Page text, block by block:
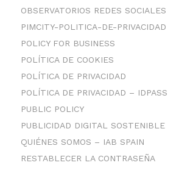
OBSERVATORIOS REDES SOCIALES
PIMCITY-POLITICA-DE-PRIVACIDAD
POLICY FOR BUSINESS
POLÍTICA DE COOKIES
POLÍTICA DE PRIVACIDAD
POLÍTICA DE PRIVACIDAD – IDPASS
PUBLIC POLICY
PUBLICIDAD DIGITAL SOSTENIBLE
QUIÉNES SOMOS – IAB SPAIN
RESTABLECER LA CONTRASEÑA